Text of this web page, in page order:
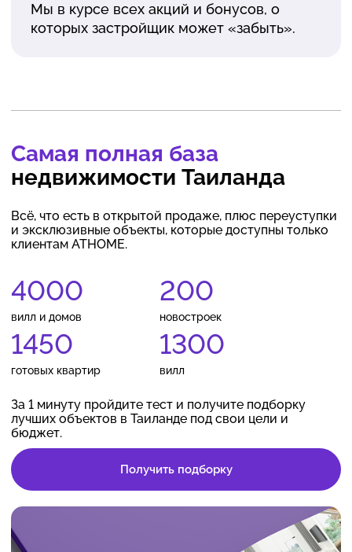
Мы в курсе всех акций и бонусов, о
которых застройщик может «забыть».
Самая полная база
недвижимости Таиланда
Всё, что есть в открытой продаже, плюс переуступки
и эксклюзивные объекты, которые доступны только
клиентам ATHOME.
4000
вилл и домов
200
новостроек
1450
готовых квартир
1300
вилл
За 1 минуту пройдите тест и получите подборку
лучших объектов в Таиланде под свои цели и
бюджет.
Получить подборку